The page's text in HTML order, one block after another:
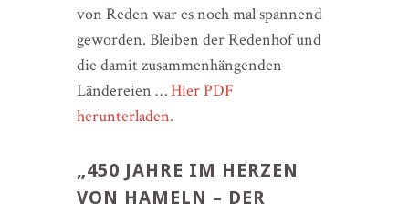
von Reden war es noch mal spannend
geworden. Bleiben der Redenhof und
die damit zusammenhängenden
Ländereien …Hier PDF
herunterladen.
„450 JAHRE IM HERZEN
VON HAMELN – DER